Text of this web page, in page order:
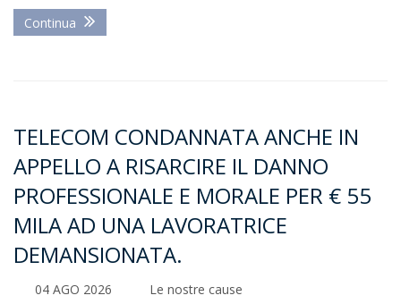
Continua
TELECOM CONDANNATA ANCHE IN
APPELLO A RISARCIRE IL DANNO
PROFESSIONALE E MORALE PER € 55
MILA AD UNA LAVORATRICE
DEMANSIONATA.
04 AGO 2026
Le nostre cause